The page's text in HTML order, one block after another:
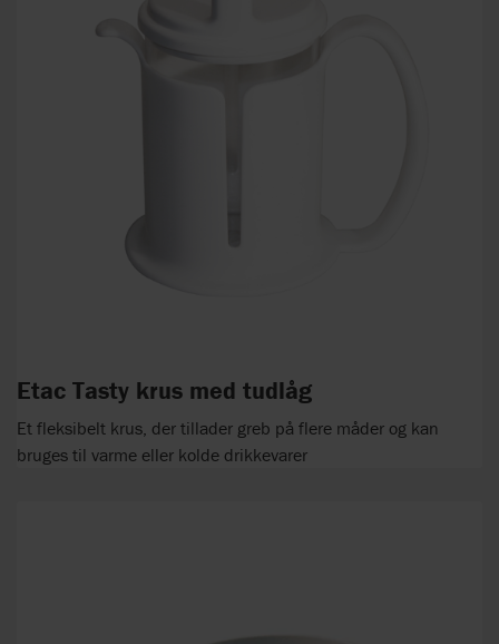
Etac Tasty krus med tudlåg
Et fleksibelt krus, der tillader greb på flere måder og kan
bruges til varme eller kolde drikkevarer